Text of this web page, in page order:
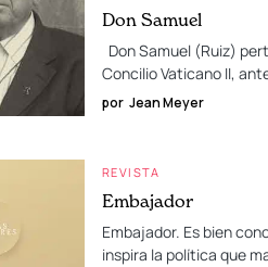
Don Samuel
Don Samuel (Ruiz)
Concilio Vaticano II,
por Jean Meyer
REVISTA
Embajador
Embajador. Es bien
inspira la política que